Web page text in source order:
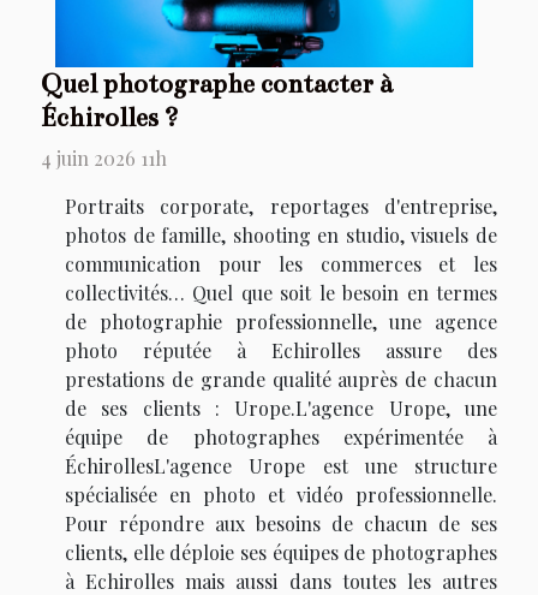
Quel photographe contacter à
Échirolles ?
4 juin 2026 11h
Portraits corporate, reportages d'entreprise,
photos de famille, shooting en studio, visuels de
communication pour les commerces et les
collectivités… Quel que soit le besoin en termes
de photographie professionnelle, une agence
photo réputée à Echirolles assure des
prestations de grande qualité auprès de chacun
de ses clients : Urope.L'agence Urope, une
équipe de photographes expérimentée à
ÉchirollesL'agence Urope est une structure
spécialisée en photo et vidéo professionnelle.
Pour répondre aux besoins de chacun de ses
clients, elle déploie ses équipes de photographes
à Echirolles mais aussi dans toutes les autres